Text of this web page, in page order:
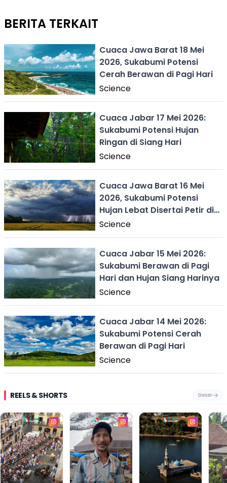
BERITA TERKAIT
Cuaca Jawa Barat 18 Mei
2026, Sukabumi Potensi
Cerah Berawan di Pagi Hari
Science
Cuaca Jabar 17 Mei 2026:
Sukabumi Potensi Hujan
Ringan di Siang Hari
Science
Cuaca Jawa Barat 16 Mei
2026, Sukabumi Potensi
Hujan Lebat Disertai Petir di
Siang Hari
Science
Cuaca Jabar 15 Mei 2026:
Sukabumi Berawan di Pagi
Hari dan Hujan Siang Harinya
Science
Cuaca Jabar 14 Mei 2026:
Sukabumi Potensi Cerah
Berawan di Pagi Hari
Science
REELS & SHORTS Geser